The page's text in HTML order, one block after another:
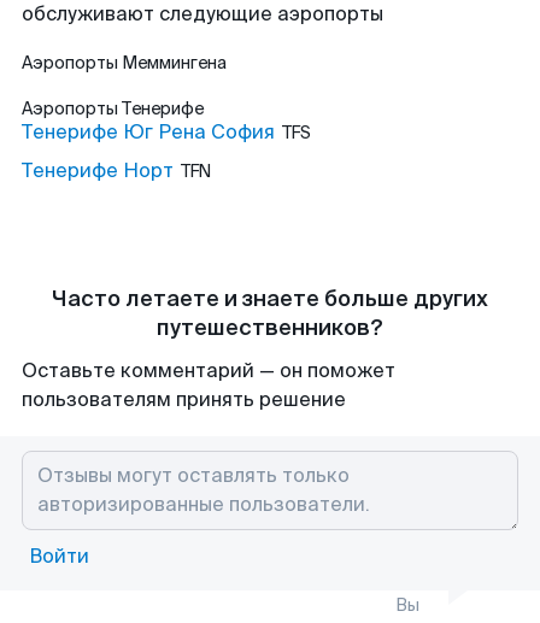
обслуживают следующие аэропорты
Аэропорты Меммингена
Аэропорты Тенерифе
Тенерифе Юг Рена София TFS
Тенерифе Норт TFN
Часто летаете и знаете больше других
путешественников?
Оставьте комментарий — он поможет
пользователям принять решение
Войти
Вы